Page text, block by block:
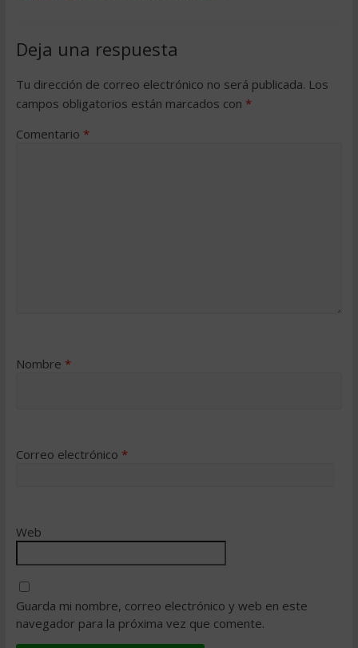
Deja una respuesta
Tu dirección de correo electrónico no será publicada. Los
campos obligatorios están marcados con *
Comentario *
Nombre *
Correo electrónico *
Web
Guarda mi nombre, correo electrónico y web en este
navegador para la próxima vez que comente.